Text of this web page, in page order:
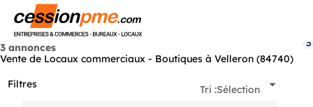
3 annonces
Vente de Locaux commerciaux - Boutiques à Velleron (84740)
Filtres
3
Tri :Sélection